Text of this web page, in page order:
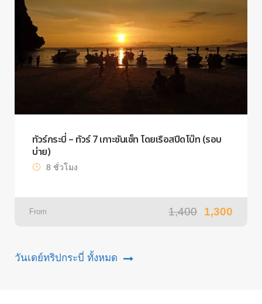
ทัวร์กระบี่ – ทัวร์ 7 เกาะซันเซ็ท โดยเรือสปีดโบ๊ท (รอบ
บ่าย)
8 ชั่วโมง
From 1,400 1,300
วันเดย์ทริปกระบี่ ทั้งหมด